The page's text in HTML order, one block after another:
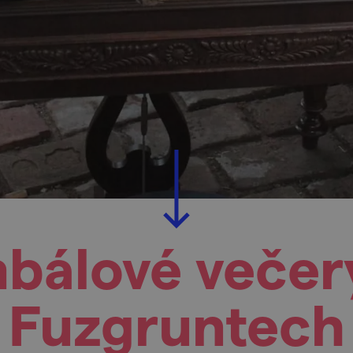
Fuzgruntech